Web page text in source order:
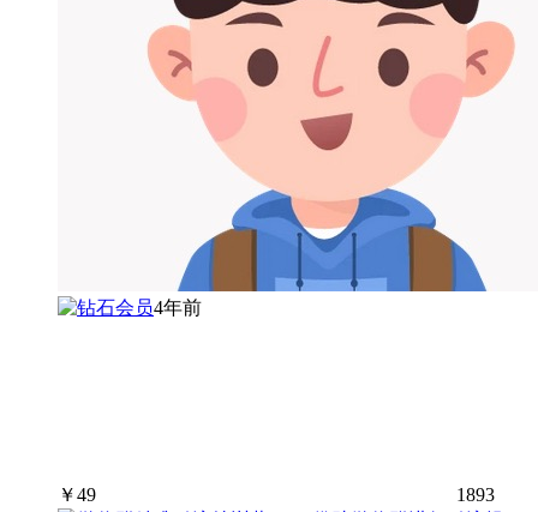
4年前
￥49 1893